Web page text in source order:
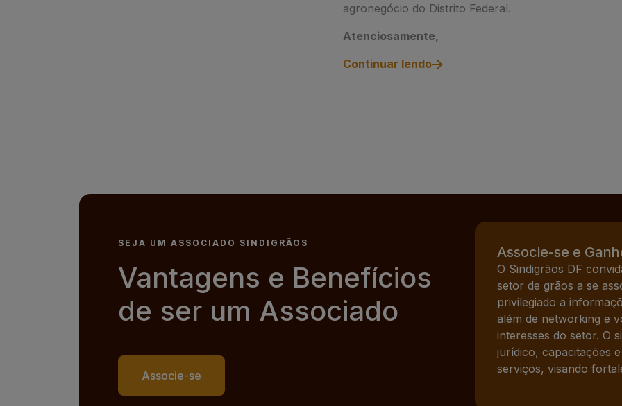
agronegócio do Distrito Federal.
Atenciosamente,
Continuar lendo
SEJA UM ASSOCIADO SINDIGRÃOS
Vantagens e Benefícios
de ser um Associado
Associe-se
Associe-se e
O Sindigrãos DF
setor de grãos a se
privilegiado a
além de networking e
interesses do setor. O
jurídico, capacitações
serviços, visando